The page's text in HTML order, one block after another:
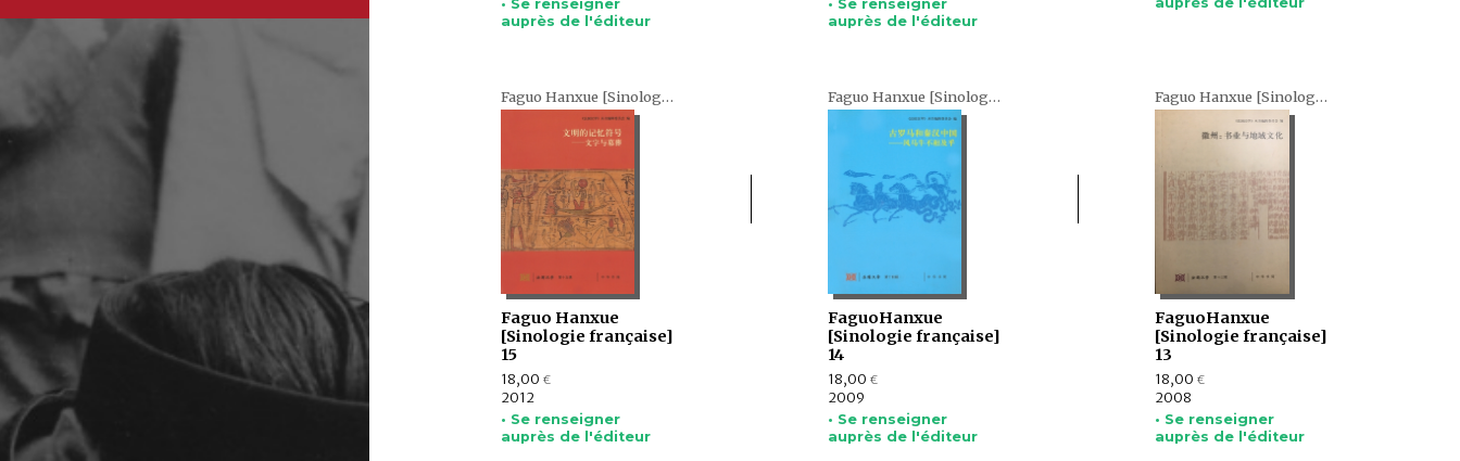
• Se renseigner
auprès de l'éditeur
• Se renseigner
auprès de l'éditeur
Faguo Hanxue [Sinologie française] (en chinois)
Faguo Hanxue
[Sinologie française]
15
18,00 €
2012
• Se renseigner
auprès de l'éditeur
Faguo Hanxue [Sinologie française] (en chinois)
FaguoHanxue
[Sinologie française]
14
18,00 €
2009
• Se renseigner
auprès de l'éditeur
Faguo Hanxue [Sinologie française] (en chinois)
FaguoHanxue
[Sinologie française]
13
18,00 €
2008
• Se renseigner
auprès de l'éditeur